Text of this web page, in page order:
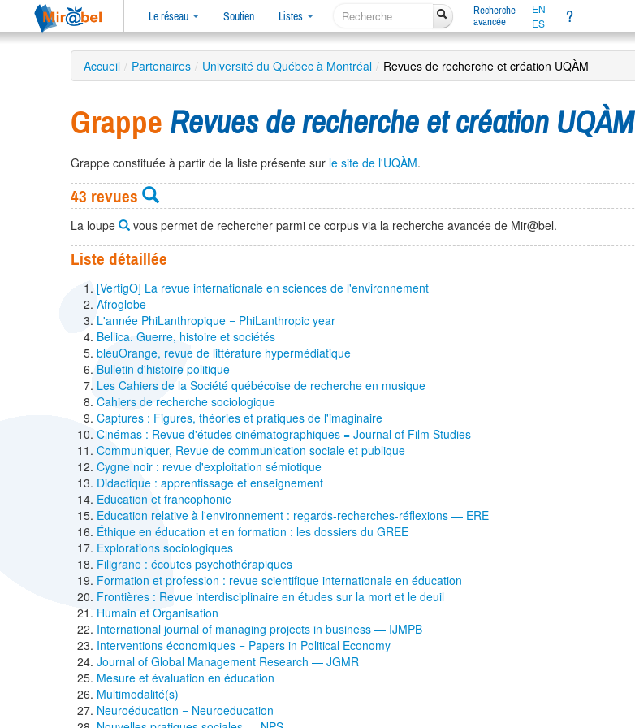
Le réseau Soutien Listes
Recherche
avancée
EN
ES
?
Accueil / Partenaires / Université du Québec à Montréal / Revues de recherche et création UQÀM
Grappe Revues de recherche et création UQÀM
Grappe constituée à partir de la liste présente sur le site de l'UQÀM.
43 revues
La loupe vous permet de rechercher parmi ce corpus via la recherche avancée de Mir@bel.
Liste détaillée
[VertigO] La revue internationale en sciences de l'environnement
Afroglobe
L'année PhiLanthropique = PhiLanthropic year
Bellica. Guerre, histoire et sociétés
bleuOrange, revue de littérature hypermédiatique
Bulletin d'histoire politique
Les Cahiers de la Société québécoise de recherche en musique
Cahiers de recherche sociologique
Captures : Figures, théories et pratiques de l'imaginaire
Cinémas : Revue d'études cinématographiques = Journal of Film Studies
Communiquer, Revue de communication sociale et publique
Cygne noir : revue d'exploitation sémiotique
Didactique : apprentissage et enseignement
Education et francophonie
Education relative à l'environnement : regards-recherches-réflexions — ERE
Éthique en éducation et en formation : les dossiers du GREE
Explorations sociologiques
Filigrane : écoutes psychothérapiques
Formation et profession : revue scientifique internationale en éducation
Frontières : Revue interdisciplinaire en études sur la mort et le deuil
Humain et Organisation
International journal of managing projects in business — IJMPB
Interventions économiques = Papers in Political Economy
Journal of Global Management Research — JGMR
Mesure et évaluation en éducation
Multimodalité(s)
Neuroéducation = Neuroeducation